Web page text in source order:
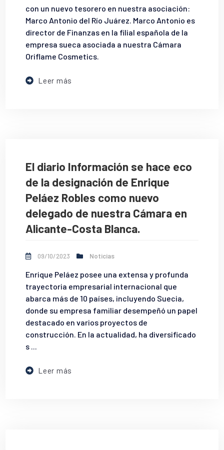
con un nuevo tesorero en nuestra asociación:
Marco Antonio del Río Juárez. Marco Antonio es
director de Finanzas en la filial española de la
empresa sueca asociada a nuestra Cámara
Oriflame Cosmetics.
Leer más
El diario Información se hace eco
de la designación de Enrique
Peláez Robles como nuevo
delegado de nuestra Cámara en
Alicante-Costa Blanca.
09/10/2023 Noticias
Enrique Peláez posee una extensa y profunda
trayectoria empresarial internacional que
abarca más de 10 países, incluyendo Suecia,
donde su empresa familiar desempeñó un papel
destacado en varios proyectos de
construcción. En la actualidad, ha diversificado
s ...
Leer más